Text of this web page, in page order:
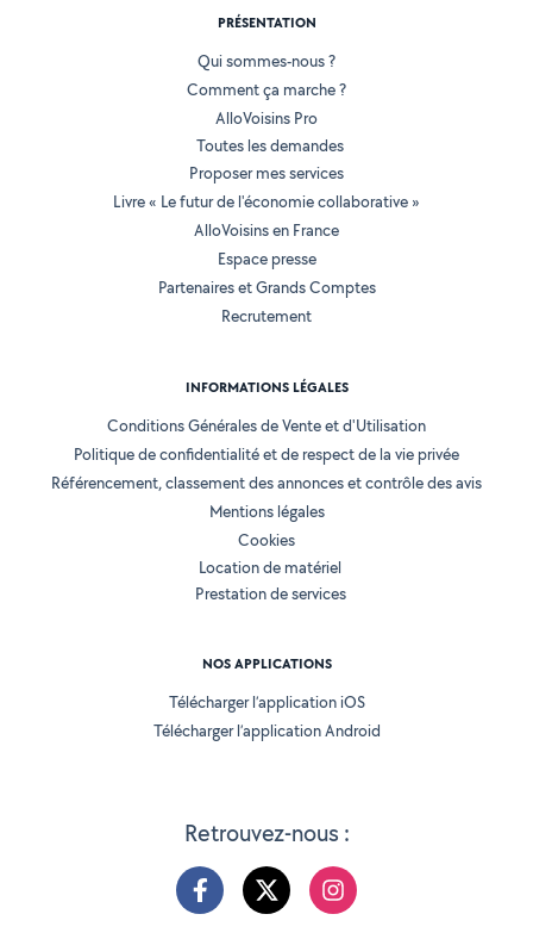
Retrouvez-nous :
PRÉSENTATION
Qui sommes-nous ?
Comment ça marche ?
AlloVoisins Pro
Toutes les demandes
Proposer mes services
Livre « Le futur de l'économie collaborative »
AlloVoisins en France
Espace presse
Partenaires et Grands Comptes
Recrutement
INFORMATIONS LÉGALES
Conditions Générales de Vente et d'Utilisation
Politique de confidentialité et de respect de la vie privée
Référencement, classement des annonces et contrôle des avis
Mentions légales
Cookies
Location de matériel
Prestation de services
NOS APPLICATIONS
Télécharger l’application iOS
Télécharger l’application Android